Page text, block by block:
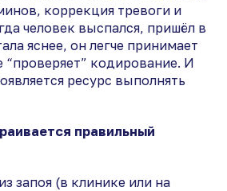
коррекция тревоги и
человек выспался, пришёл в
яснее, он легче принимает
кодирование. И
ресурс выполнять
правильный
запоя (в клинике или на